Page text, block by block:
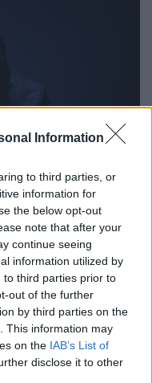
Information
to third parties, or
information for
the below opt-out
note that after your
continue seeing
information utilized by
to third parties prior to
out of the further
by third parties on the
This information may
on the IAB’s List of
disclose it to other
ne dőlj
de az utóbbi
az
A közösségi
találkozhatsz